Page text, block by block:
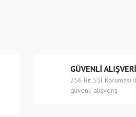
GÜVENLİ
256 Bit SSl Koruması
güvenli alışveriş